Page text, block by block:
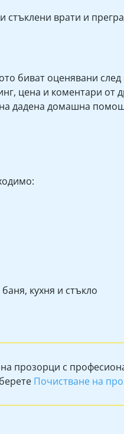
врати и
биват оценявани след
цена и коментари от
дадена домашна
кухня и стъкло
прозорци с
Почистване на